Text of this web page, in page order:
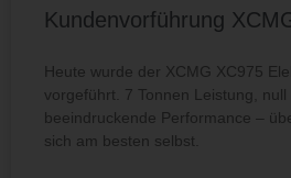
Kundenvorführung
Heute wurde der XCMG XC975
vorgeführt. 7 Tonnen Leistung, null
beeindruckende Performance –
sich am besten selbst.